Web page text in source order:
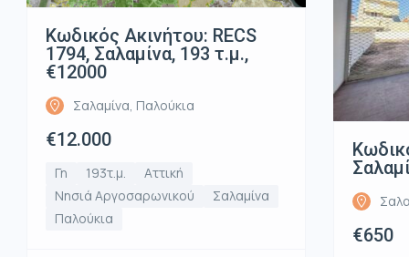
Κωδικός Ακινήτου: RECS
1794, Σαλαμίνα, 193 τ.μ.,
€12000
Σαλαμίνα, Παλούκια
€12.000
Γη 193τ.μ.
Αττική
Νησιά Αργοσαρωνικού
Σαλαμίνα
Παλούκια
€650